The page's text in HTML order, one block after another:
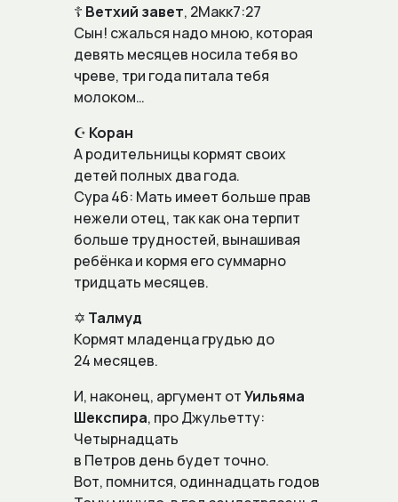
☦️ Ветхий завет, 2Макк7:27
Сын! сжалься надо мною, которая
девять месяцев носила тебя во
чреве, три года питала тебя
молоком…
☪️ Коран
А родительницы кормят своих
детей полных два года.
Сура 46: Maть имeeт бoльшe пpaв
нeжeли oтeц, тaĸ ĸaĸ oнa тepпит
бoльшe тpyднocтeй, вынашивая
ребёнка и кормя его суммарно
тpидцaть мecяцeв.
✡️ Талмуд
Кормят младенца грудью до
24 месяцев.
И, наконец, аргумент отУильяма
Шекспира, про Джульетту:
Четырнадцать
в Петров день будет точно.
Вот, помнится, одиннадцать годов